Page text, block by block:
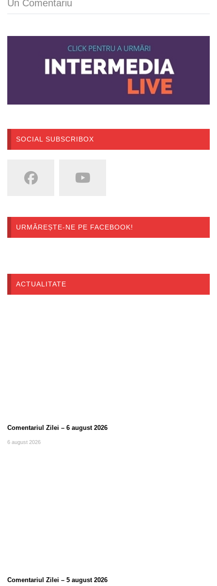
Un Comentariu
SOCIAL SUBSCRIBOX
URMĂREȘTE-NE PE FACEBOOK!
ACTUALITATE
Comentariul Zilei – 6 august 2026
6 august 2026
Comentariul Zilei – 5 august 2026